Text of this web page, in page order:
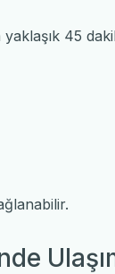
yaklaşık 45